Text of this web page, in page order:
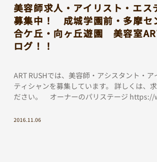
美容師求人・アイリスト・エス
募集中！ 成城学園前・多摩セ
合ケ丘・向ヶ丘遊園 美容室
ログ！！
ART RUSHでは、美容師・アシスタント・
ティシャンを募集しています。 詳しくは、
ださい。 オーナーのパリステージ
2016.11.06